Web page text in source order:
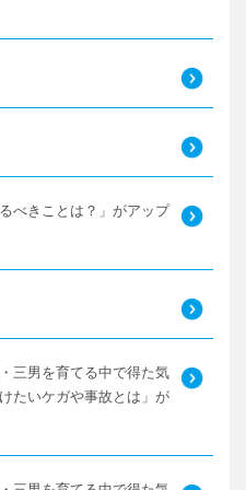
べきことは？」がアップ
三男を育てる中で得た気
たいケガや事故とは」が